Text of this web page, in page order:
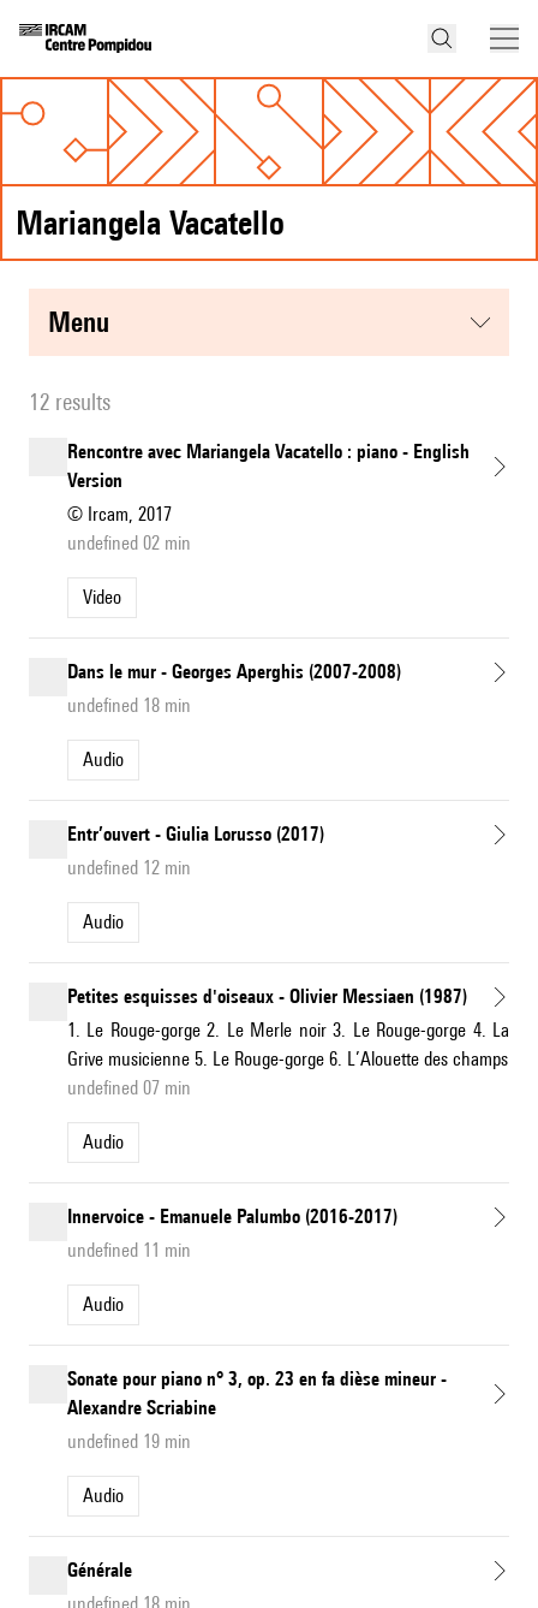
Mariangela Vacatello
menu
12 results
Rencontre avec Mariangela Vacatello : piano - English
Version
© Ircam, 2017
undefined 02 min
Video
Dans le mur - Georges Aperghis (2007-2008)
undefined 18 min
Audio
Entr’ouvert - Giulia Lorusso (2017)
undefined 12 min
Audio
Petites esquisses d'oiseaux - Olivier Messiaen (1987)
1. Le Rouge-gorge 2. Le Merle noir 3. Le Rouge-gorge 4. La
Grive musicienne 5. Le Rouge-gorge 6. L’Alouette des champs
undefined 07 min
Audio
Innervoice - Emanuele Palumbo (2016-2017)
undefined 11 min
Audio
Sonate pour piano n° 3, op. 23 en fa dièse mineur -
Alexandre Scriabine
undefined 19 min
Audio
Générale